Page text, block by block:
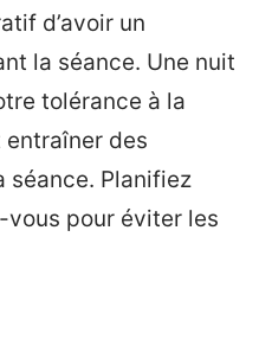
d’avoir un
la séance. Une nuit
tolérance à la
entraîner des
séance. Planifiez
pour éviter les